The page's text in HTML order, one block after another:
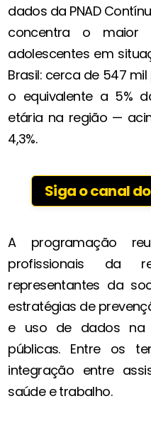
dados da PNAD
concentra o maior
adolescentes em
Brasil: cerca de 547
o equivalente a 5%
etária na região —
4,3%.
Siga o canal
A programação
profissionais da
representantes da
estratégias de
e uso de dados na
públicas. Entre os
integração entre
saúde e trabalho.